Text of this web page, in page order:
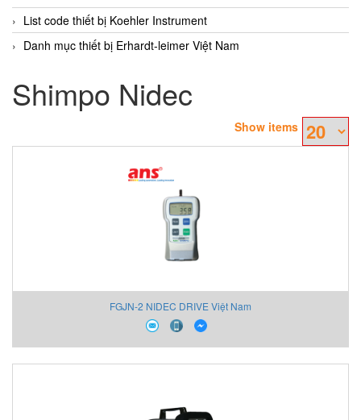
List code thiết bị Koehler Instrument
Danh mục thiết bị Erhardt-leimer Việt Nam
Shimpo Nidec
Show items
FGJN-2 NIDEC DRIVE Việt Nam